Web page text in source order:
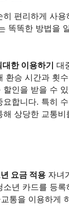
히 편리하게 사용
똑똑한 방법을
한 이용하기 대
환승 시간과 횟
할인을 받을 수
요합니다. 특히
해 상당한 교통비
요금 적용 자녀
소년 카드를 등록
통을 이용하게